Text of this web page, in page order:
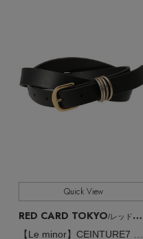
ルームウェア・パジ
クラッチバッグ
ボストンバッグ
ベルト
グローブ
ポーチ
チャーム・ストラップ
コサージュ・ブローチ
アンクレット
水着・スイムウェア
NEW IN BRAND
HOT STYLE
PATTERN
SIZE
価格
Quick View
RED CARD TOKYO/レッドカード トーキョー